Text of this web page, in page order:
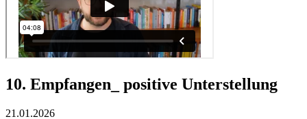
10. Empfangen_ positive Unterstellung
21.01.2026